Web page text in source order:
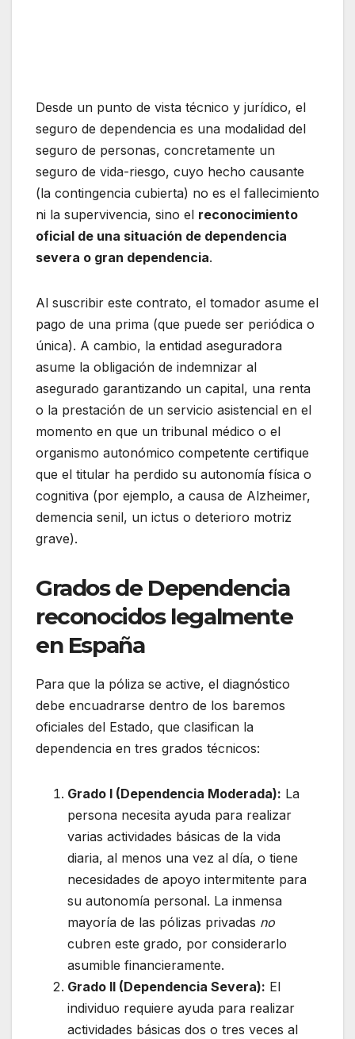
Desde un punto de vista técnico y jurídico, el
seguro de dependencia es una modalidad del
seguro de personas, concretamente un
seguro de vida-riesgo, cuyo hecho causante
(la contingencia cubierta) no es el fallecimiento
ni la supervivencia, sino el reconocimiento
oficial de una situación de dependencia
severa o gran dependencia.
Al suscribir este contrato, el tomador asume el
pago de una prima (que puede ser periódica o
única). A cambio, la entidad aseguradora
asume la obligación de indemnizar al
asegurado garantizando un capital, una renta
o la prestación de un servicio asistencial en el
momento en que un tribunal médico o el
organismo autonómico competente certifique
que el titular ha perdido su autonomía física o
cognitiva (por ejemplo, a causa de Alzheimer,
demencia senil, un ictus o deterioro motriz
grave).
Grados de Dependencia
reconocidos legalmente
en España
Para que la póliza se active, el diagnóstico
debe encuadrarse dentro de los baremos
oficiales del Estado, que clasifican la
dependencia en tres grados técnicos:
Grado I (Dependencia Moderada): La
persona necesita ayuda para realizar
varias actividades básicas de la vida
diaria, al menos una vez al día, o tiene
necesidades de apoyo intermitente para
su autonomía personal. La inmensa
mayoría de las pólizas privadas no
cubren este grado, por considerarlo
asumible financieramente.
Grado II (Dependencia Severa): El
individuo requiere ayuda para realizar
actividades básicas dos o tres veces al